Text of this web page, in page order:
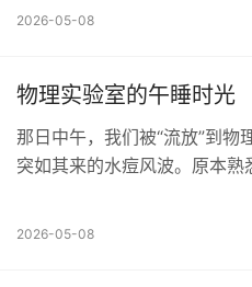
2026-05-08
物理实验室的午睡时光
那日中午，我们被“流放”到
突如其来的水痘风波。原本
2026-05-08